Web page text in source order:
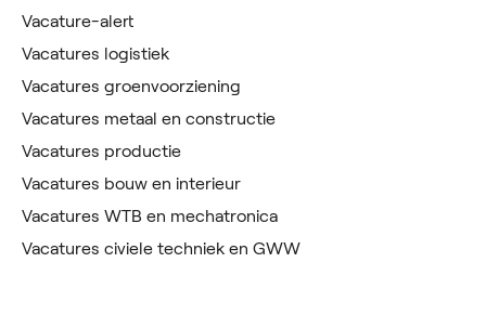
Vacature-alert
Vacatures logistiek
Vacatures groenvoorziening
Vacatures metaal en constructie
Vacatures productie
Vacatures bouw en interieur
Vacatures WTB en mechatronica
Vacatures civiele techniek en GWW